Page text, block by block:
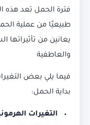
فترة الحمل تعد هذه
طبيعيًا من عملية
يعانين من تأثيراتها
والعاطفية
فيما يلي بعض
بداية الحمل:
التغيرات